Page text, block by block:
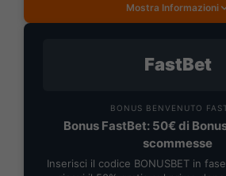
Mostra Informazioni
FastBet
BONUS BENVENUTO
Bonus FastBet: 50€ di
scommesse
Inserisci il codice BONUSBET in